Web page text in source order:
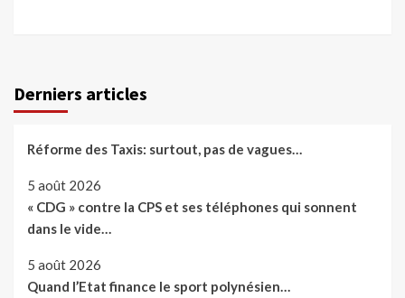
Derniers articles
Réforme des Taxis: surtout, pas de vagues…
5 août 2026
« CDG » contre la CPS et ses téléphones qui sonnent
dans le vide…
5 août 2026
Quand l’Etat finance le sport polynésien…